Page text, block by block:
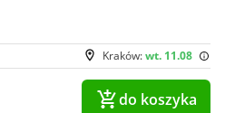
Kraków:wt. 11.08
do koszyka